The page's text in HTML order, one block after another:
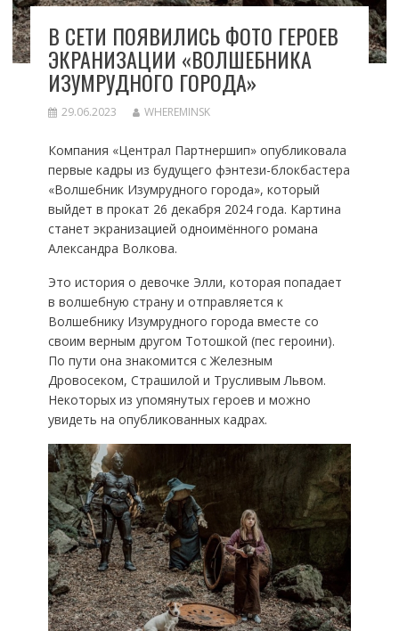
В СЕТИ ПОЯВИЛИСЬ ФОТО ГЕРОЕВ
ЭКРАНИЗАЦИИ «ВОЛШЕБНИКА
ИЗУМРУДНОГО ГОРОДА»
29.06.2023 WHEREMINSK
Компания «Централ Партнершип» опубликовала
первые кадры из будущего фэнтези-блокбастера
«Волшебник Изумрудного города», который
выйдет в прокат 26 декабря 2024 года. Картина
станет экранизацией одноимённого романа
Александра Волкова.
Это история о девочке Элли, которая попадает
в волшебную страну и отправляется к
Волшебнику Изумрудного города вместе со
своим верным другом Тотошкой (пес героини).
По пути она знакомится с Железным
Дровосеком, Страшилой и Трусливым Львом.
Некоторых из упомянутых героев и можно
увидеть на опубликованных кадрах.